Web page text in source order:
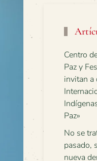
Centro
Paz y
invitan a
Paz»
No se
pasado,
nueva